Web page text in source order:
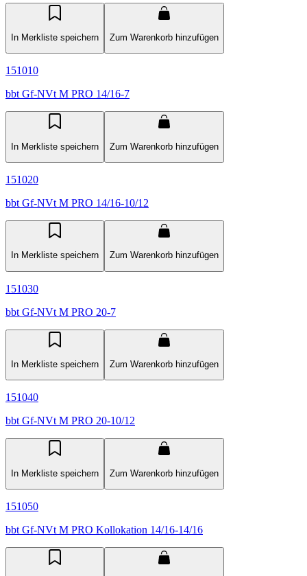
In Merkliste speichern Zum Warenkorb hinzufügen
151010
bbt Gf-NVt M PRO 14/16-7
In Merkliste speichern Zum Warenkorb hinzufügen
151020
bbt Gf-NVt M PRO 14/16-10/12
In Merkliste speichern Zum Warenkorb hinzufügen
151030
bbt Gf-NVt M PRO 20-7
In Merkliste speichern Zum Warenkorb hinzufügen
151040
bbt Gf-NVt M PRO 20-10/12
In Merkliste speichern Zum Warenkorb hinzufügen
151050
bbt Gf-NVt M PRO Kollokation 14/16-14/16